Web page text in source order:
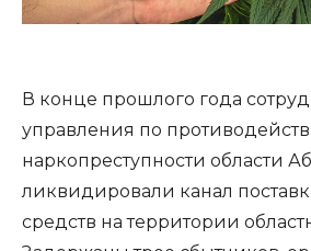
В конце прошлого года
управления по
наркопреступности области
ликвидировали канал
средств на территории